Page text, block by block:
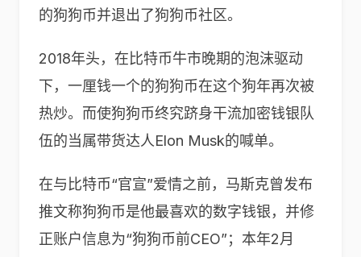
的狗狗币并退出了狗狗币社区。
2018年头，在比特币牛市晚期的泡沫驱动
下，一厘钱一个的狗狗币在这个狗年再次被
热炒。而使狗狗币终究跻身干流加密钱银队
伍的当属带货达人Elon Musk的喊单。
在与比特币“官宣”爱情之前，马斯克曾发布
推文称狗狗币是他最喜欢的数字钱银，并修
正账户信息为“狗狗币前CEO”；本年2月